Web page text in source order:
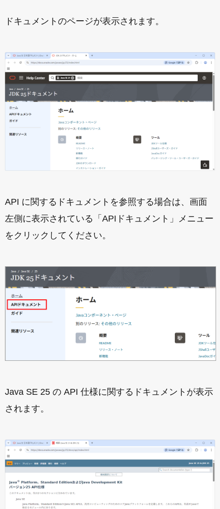
ドキュメントのページが表示されます。
API に関するドキュメントを参照する場合は、画面
左側に表示されている「APIドキュメント」メニュー
をクリックしてください。
Java SE 25 の API 仕様に関するドキュメントが表示
されます。